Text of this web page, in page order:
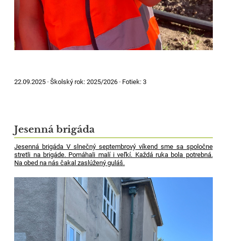
22.09.2025 · Školský rok: 2025/2026 · Fotiek: 3
Jesenná brigáda
Jesenná brigáda V slnečný septembrový víkend sme sa spoločne
stretli na brigáde. Pomáhali malí i veľkí. Každá ruka bola potrebná.
Na obed na nás čakal zaslúžený guláš.